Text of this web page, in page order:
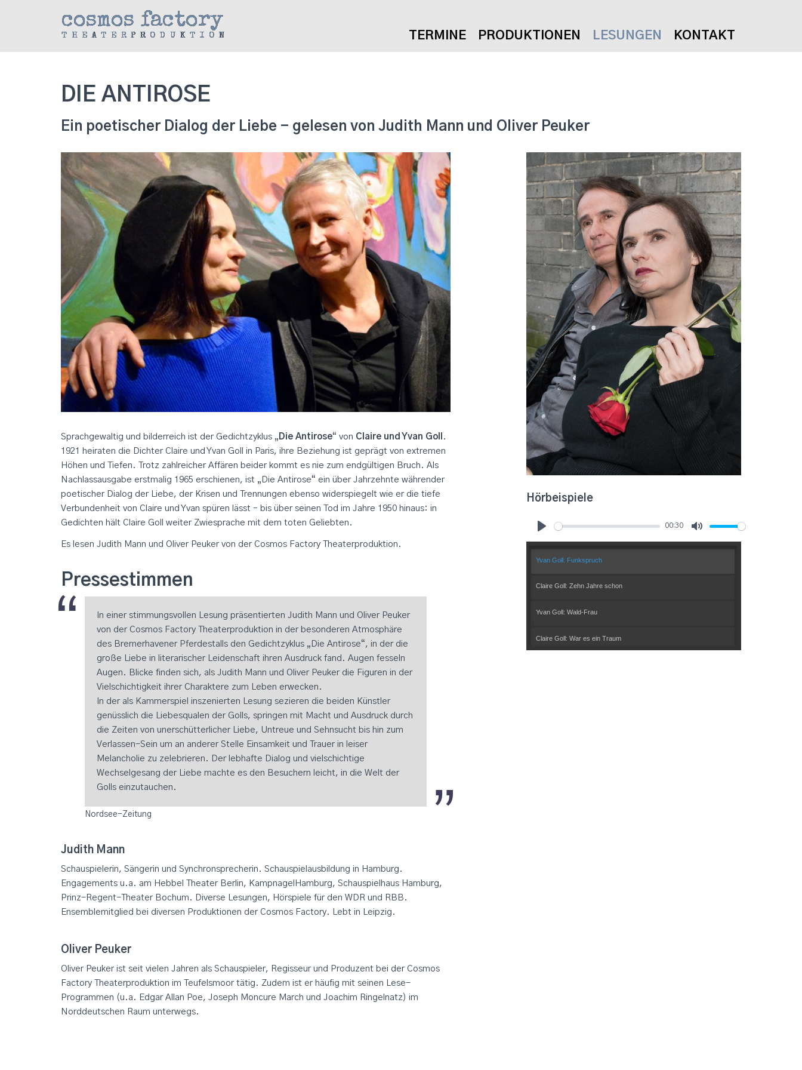
cosmos factory
THEATERPRODUKTION TERMINE PRODUKTIONEN LESUNGEN KONTAKT
DIE ANTIROSE
Ein poetischer Dialog der Liebe - gelesen von Judith Mann und Oliver Peuker
Sprachgewaltig und bilderreich ist der Gedichtzyklus „ Die Antirose“ von Claire und Yvan Goll
.
1921 heiraten die Dichter Claire und Yvan Goll in Paris, ihre Beziehung ist geprägt von extremen
Höhen und Tiefen. Trotz zahlreicher Affären beider kommt es nie zum endgültigen Bruch. Als
Nachlassausgabe erstmalig 1965 erschienen, ist „Die Antirose“ ein über Jahrzehnte währender
poetischer Dialog der Liebe, der Krisen und Trennungen ebenso widerspiegelt wie er die tiefe
Verbundenheit von Claire und Yvan spüren lässt – bis über seinen Tod im Jahre 1950 hinaus: in
Gedichten hält Claire Goll weiter Zwiesprache mit dem toten Geliebten.
Es lesen Judith Mann und Oliver Peuker von der Cosmos Factory Theaterproduktion.
Pressestimmen
In einer stimmungsvollen Lesung präsentierten Judith Mann und Oliver Peuker
von der Cosmos Factory Theaterproduktion in der besonderen Atmosphäre
des Bremerhavener Pferdestalls den Gedichtzyklus „Die Antirose“, in der die
große Liebe in literarischer Leidenschaft ihren Ausdruck fand. Augen fesseln
Augen. Blicke finden sich, als Judith Mann und Oliver Peuker die Figuren in der
Vielschichtigkeit ihrer Charaktere zum Leben erwecken.
In der als Kammerspiel inszenierten Lesung sezieren die beiden Künstler
genüsslich die Liebesqualen der Golls, springen mit Macht und Ausdruck durch
die Zeiten von unerschütterlicher Liebe, Untreue und Sehnsucht bis hin zum
Verlassen-Sein um an anderer Stelle Einsamkeit und Trauer in leiser
Melancholie zu zelebrieren. Der lebhafte Dialog und vielschichtige
Wechselgesang der Liebe machte es den Besuchern leicht, in die Welt der
Golls einzutauchen.
Nordsee-Zeitung
Judith Mann
Schauspielerin, Sängerin und Synchronsprecherin. Schauspielausbildung in Hamburg.
Engagements u.a. am Hebbel Theater Berlin, KampnagelHamburg, Schauspielhaus Hamburg,
Prinz-Regent-Theater Bochum. Diverse Lesungen, Hörspiele für den WDR und RBB.
Ensemblemitglied bei diversen Produktionen der Cosmos Factory. Lebt in Leipzig.
Oliver Peuker
Oliver Peuker ist seit vielen Jahren als Schauspieler, Regisseur und Produzent bei der Cosmos
Factory Theaterproduktion im Teufelsmoor tätig. Zudem ist er häufig mit seinen Lese-
Programmen (u.a. Edgar Allan Poe, Joseph Moncure March und Joachim Ringelnatz) im
Norddeutschen Raum unterwegs.
Hörbeispiele
00:30
Yvan Goll: Funkspruch
Claire Goll: Zehn Jahre schon
Yvan Goll: Wald-Frau
Claire Goll: War es ein Traum